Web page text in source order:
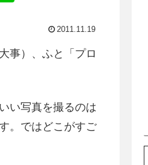
2011.11.19
事）、ふと「プロ
い写真を撮るのは
。ではどこがすご